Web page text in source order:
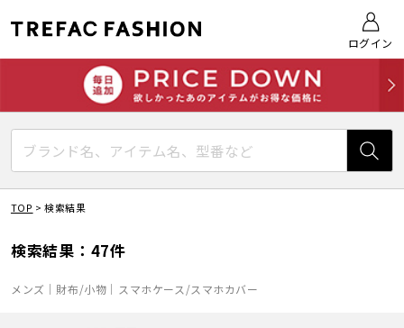
ログイン
TOP >検索結果
検索結果：47件
メンズ｜財布/小物｜スマホケース/スマホカバー